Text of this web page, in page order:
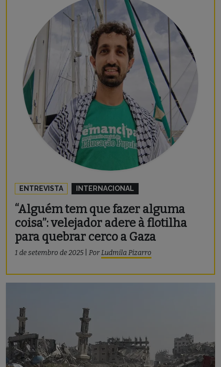
ENTREVISTA INTERNACIONAL
“Alguém tem que fazer alguma
coisa”: velejador adere à flotilha
para quebrar cerco a Gaza
1 de setembro de 2025 PorLudmila Pizarro